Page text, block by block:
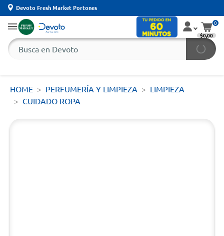
Devoto Fresh Market Portones
0
$0,00
HOME PERFUMERÍA Y LIMPIEZA
LIMPIEZA
CUIDADO ROPA